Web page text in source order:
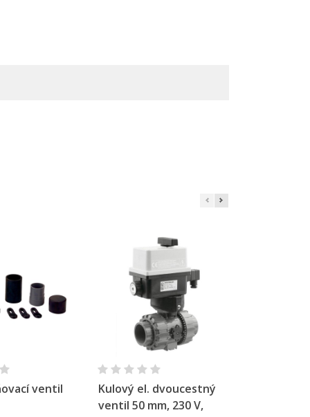
náhled
ventil
Rychlý náhled
Kulový el. dvoucestný
ventil 50 mm, 230 V,